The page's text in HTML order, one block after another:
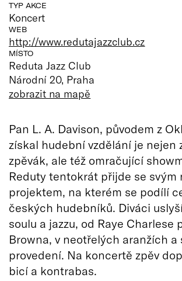
TYP AKCE
Koncert
WEB
http://www.redutajazzclub.cz
MÍSTO
Reduta Jazz Club
Národní 20, Praha
zobrazit na mapě
Pan L. A. Davison, původem z
získal hudební vzdělání je nejen
zpěvák, ale též omračující
Reduty tentokrát přijde se svým
projektem, na kterém se podílí
českých hudebníků. Diváci
soulu a jazzu, od Raye Charlese
Browna, v neotřelých aranžích a
provedení. Na koncertě zpěv
bicí a kontrabas.